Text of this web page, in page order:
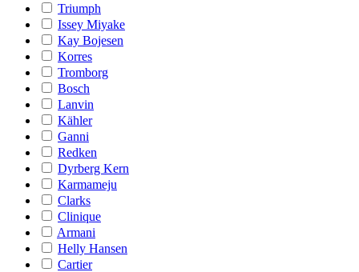
Triumph
Issey Miyake
Kay Bojesen
Korres
Tromborg
Bosch
Lanvin
Kähler
Ganni
Redken
Dyrberg Kern
Karmameju
Clarks
Clinique
Armani
Helly Hansen
Cartier